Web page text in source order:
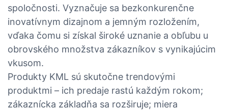
spoločnosti. Vyznačuje sa bezkonkurenčne
inovatívnym dizajnom a jemným rozložením,
vďaka čomu si získal široké uznanie a obľubu u
obrovského množstva zákazníkov s vynikajúcim
vkusom.
Produkty KML sú skutočne trendovými
produktmi – ich predaje rastú každým rokom;
zákaznícka základňa sa rozširuje; miera